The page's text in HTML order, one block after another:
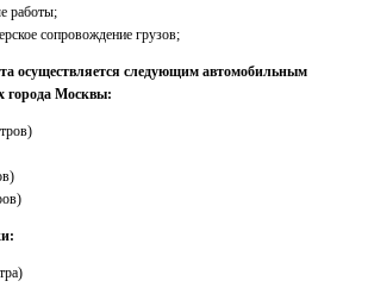
работы;
сопровождение грузов;
осуществляется следующим автомобильным
города Москвы: